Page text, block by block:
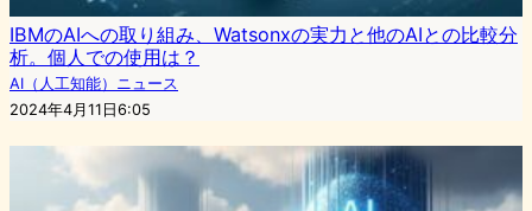
IBMのAIへの取り組み、Watsonxの実力と他のAIとの比較分
析。個人での使用は？
AI（人工知能）ニュース
2024年4月11日6:05